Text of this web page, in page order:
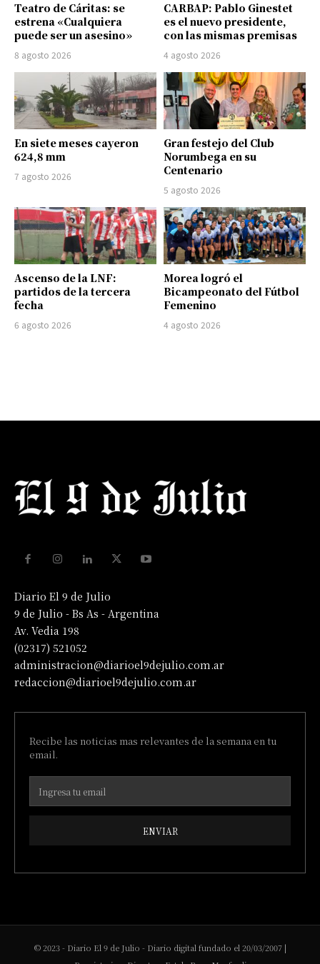
Teatro de Cáritas: se
estrena «Cualquiera
puede ser un asesino»
8 agosto 2026
CARBAP: Pablo Ginestet
es el nuevo presidente,
con las mismas premisas
4 agosto 2026
En siete meses cayeron
624,8 mm
7 agosto 2026
Gran festejo del Club
Norumbega en su
Centenario
5 agosto 2026
Ascenso de la LNF:
partidos de la tercera
fecha
6 agosto 2026
Morea logró el
Bicampeonato del Fútbol
Femenino
4 agosto 2026
Diario El 9 de Julio
9 de Julio - Bs As - Argentina
Av. Vedia 198
(02317) 521052
administracion@diarioel9dejulio.com.ar
redaccion@diarioel9dejulio.com.ar
Recibe las noticias mas relevantes de la semana en tu
email.
ENVIAR
© 2023 - Diario El 9 de Julio - Diario digital fundado el 20/03/2007 |